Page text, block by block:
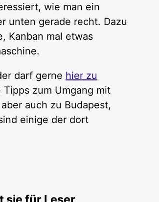
wie man ein
unten gerade recht. Dazu
Kanban mal etwas
darf gerne hier zu
zum Umgang mit
auch zu Budapest,
einige der dort